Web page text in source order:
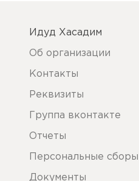
Идуд Хасадим
Об организации
Контакты
Реквизиты
Группа вконтакте
Отчеты
Персональные сборы
Документы